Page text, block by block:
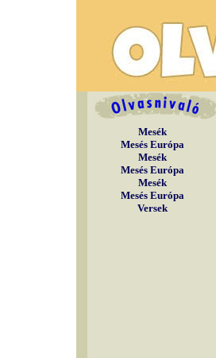
Mesék
Mesés Európa
Mesék
Mesés Európa
Mesék
Mesés Európa
Versek